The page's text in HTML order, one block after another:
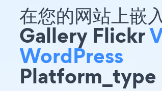
在您的网站上嵌
Gallery Flickr
WordPress
Platform_type